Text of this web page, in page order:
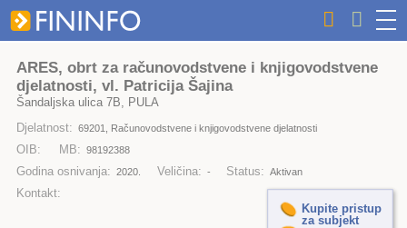
ARES, obrt za računovodstvene i knjigovodstvene
djelatnosti, vl. Patricija Šajina
Šandaljska ulica 7B, PULA
Djelatnost: 69201, Računovodstvene i knjigovodstvene djelatnosti
OIB: MB: 98192388
Godina osnivanja: 2020. Veličina: - Status: Aktivan
Kontakt:
Kupite pristup
za subjekt